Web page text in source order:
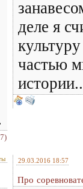
деле я
частью
29.03.2016 18:57
Про